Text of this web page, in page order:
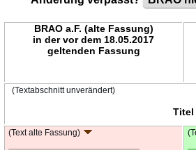
BRAO a.F. (alte Fassung)
in der vor dem 18.05.2017
geltenden Fassung
(Textabschnitt unverändert)
Titel
(Text alte Fassung)